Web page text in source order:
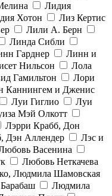
Лидия
Хотон
Лиз Кертис
Лили А. Берн
Линда Сибли
Гарднер
Линн и
Нильсон
Лола
Гамильтон
Лори
Каннингем и Дженис
Луи Гиглио
Луи
Мэй Олкотт
Лэрри Крабб, Дон
Дэн Аллендер
Лэс и
Васенина
Любовь Неткачева
Людмила Шамовская
Людмила